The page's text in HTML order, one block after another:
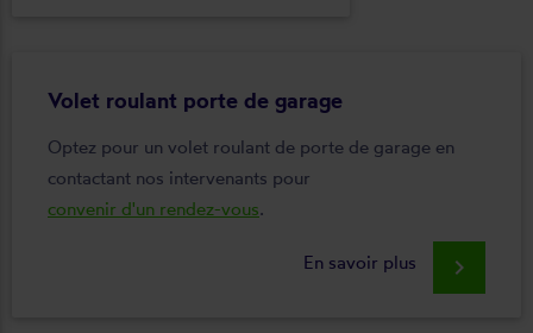
Volet roulant porte de garage
Optez pour un volet roulant de porte de garage en
contactant nos intervenants pour
convenir d'un rendez-vous.
En savoir plus keyboard_arrow_right